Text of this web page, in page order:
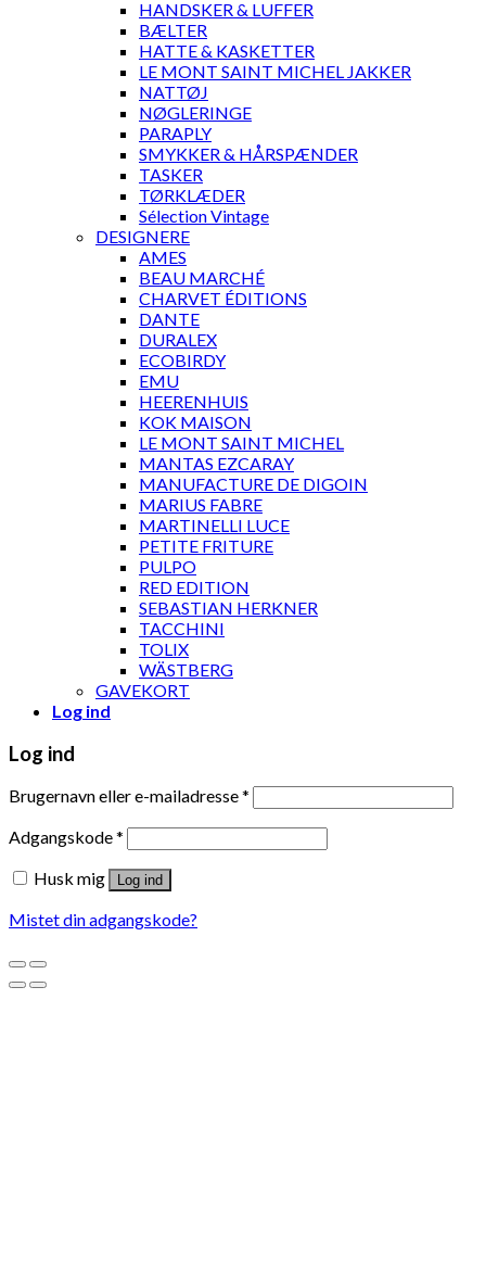
HANDSKER & LUFFER
BÆLTER
HATTE & KASKETTER
LE MONT SAINT MICHEL JAKKER
NATTØJ
NØGLERINGE
PARAPLY
SMYKKER & HÅRSPÆNDER
TASKER
TØRKLÆDER
Sélection Vintage
DESIGNERE
AMES
BEAU MARCHÉ
CHARVET ÉDITIONS
DANTE
DURALEX
ECOBIRDY
EMU
HEERENHUIS
KOK MAISON
LE MONT SAINT MICHEL
MANTAS EZCARAY
MANUFACTURE DE DIGOIN
MARIUS FABRE
MARTINELLI LUCE
PETITE FRITURE
PULPO
RED EDITION
SEBASTIAN HERKNER
TACCHINI
TOLIX
WÄSTBERG
GAVEKORT
Log ind
Log ind
Brugernavn eller e-mailadresse*
Adgangskode*
Husk mig
Log ind
Mistet din adgangskode?